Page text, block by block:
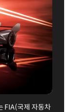
국제 자동차